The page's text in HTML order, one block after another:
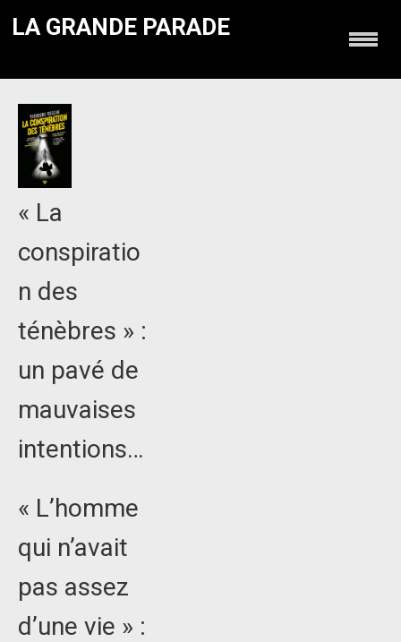
LA GRANDE PARADE
« La
conspiratio
n des
ténèbres » :
un pavé de
mauvaises
intentions…
« L’homme
qui n’avait
pas assez
d’une vie » :